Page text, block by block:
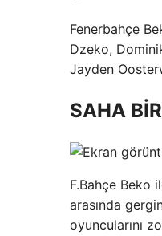
Fenerbahçe
Dzeko,
Jayden
SAHA
F.Bahçe Beko
arasında
oyuncularını